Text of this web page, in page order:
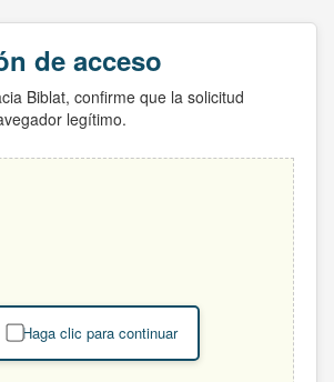
de acceso
Biblat, confirme que la solicitud
legítimo.
Haga clic para continuar